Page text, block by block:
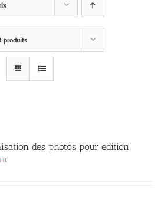
produits
des photos pour edition